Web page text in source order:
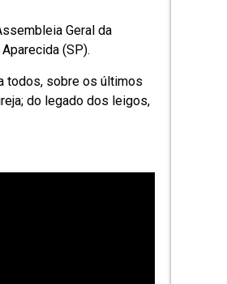
Geral da
(SP).
todos, sobre os últimos
do legado dos leigos,